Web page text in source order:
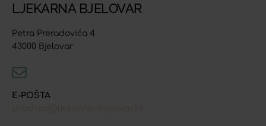
LJEKARNA BJELOVAR
Petra Preradovića 4
43000 Bjelovar
E-POŠTA